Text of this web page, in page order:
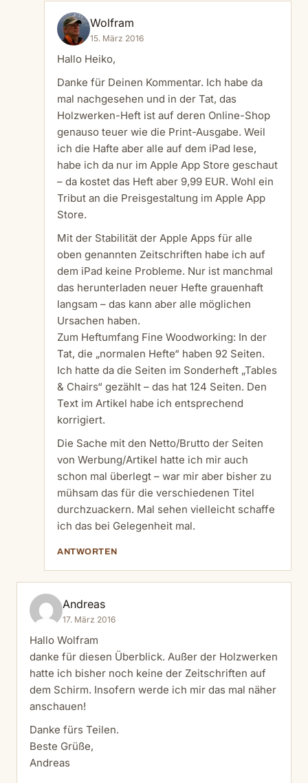
Wolfram
15. März 2016
Hallo Heiko,
Danke für Deinen Kommentar. Ich habe da
mal nachgesehen und in der Tat, das
Holzwerken-Heft ist auf deren Online-Shop
genauso teuer wie die Print-Ausgabe. Weil
ich die Hafte aber alle auf dem iPad lese,
habe ich da nur im Apple App Store geschaut
– da kostet das Heft aber 9,99 EUR. Wohl ein
Tribut an die Preisgestaltung im Apple App
Store.
Mit der Stabilität der Apple Apps für alle
oben genannten Zeitschriften habe ich auf
dem iPad keine Probleme. Nur ist manchmal
das herunterladen neuer Hefte grauenhaft
langsam – das kann aber alle möglichen
Ursachen haben.
Zum Heftumfang Fine Woodworking: In der
Tat, die „normalen Hefte“ haben 92 Seiten.
Ich hatte da die Seiten im Sonderheft „Tables
& Chairs“ gezählt – das hat 124 Seiten. Den
Text im Artikel habe ich entsprechend
korrigiert.
Die Sache mit den Netto/Brutto der Seiten
von Werbung/Artikel hatte ich mir auch
schon mal überlegt – war mir aber bisher zu
mühsam das für die verschiedenen Titel
durchzuackern. Mal sehen vielleicht schaffe
ich das bei Gelegenheit mal.
ANTWORTEN
Andreas
17. März 2016
Hallo Wolfram
danke für diesen Überblick. Außer der Holzwerken
hatte ich bisher noch keine der Zeitschriften auf
dem Schirm. Insofern werde ich mir das mal näher
anschauen!
Danke fürs Teilen.
Beste Grüße,
Andreas